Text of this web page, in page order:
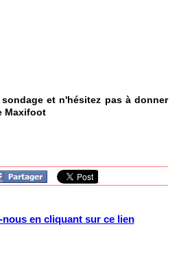
et n'hésitez pas à donner
Maxifoot
en cliquant sur ce lien